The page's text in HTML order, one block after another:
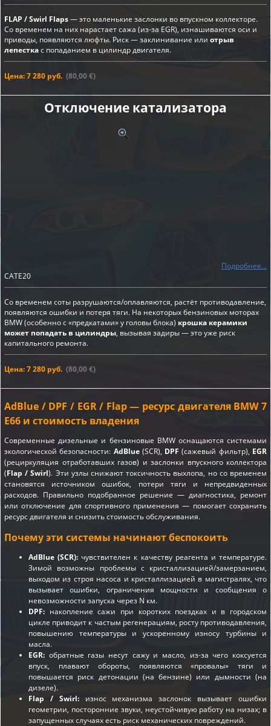
FLAP / Swirl Flaps— это маленькие заслонки во впускном коллекторе.
Со временем на них нарастает сажа (из-за EGR), изнашиваются оси и
приводы, появляются люфты. Риск — заклинивание или отрыв
лепесткас попаданием в цилиндр двигателя.
Цена: 7 280 руб. (80,00 €)
Отключение катализатора
Подробнее...
CATE20
Со временем соты разрушаются/оплавляются, растёт противодавление,
появляются ошибки и потеря тяги. На некоторых бензиновых моторах
BMW (особенно с «предкатами» у головы блока) крошка керамики
может попадать в цилиндры, вызывая задиры — это уже риск
капитального ремонта.
Цена: 7 280 руб. (80,00 €)
AdBlue / DPF / EGR / Flap — ресурс двигателя BMW 7
E66 и стоимость владения
Современные дизельные и бензиновые BMW оснащаются системами
экологической безопасности: AdBlue(SCR), DPF (сажевый фильтр), EGR
(рециркуляция отработавших газов) и заслонки впускного коллектора
(Flap / Swirl). Эти узлы снижают токсичность выхлопа, но со временем
становятся источником ошибок, потери тяги и непредвиденных
расходов. Правильно подобранное решение — диагностика, ремонт
или отключение для спортивного применения — помогает сохранить
ресурс двигателя и снизить стоимость обслуживания.
Почему эти системы начинают беспокоить
AdBlue (SCR): чувствителен к качеству реагента и температуре.
Зимой возможны проблемы с кристаллизацией/замерзанием,
выходом из строя насоса и кристаллизацией в магистралях, что
вызывает ошибки, ограничения мощности и сообщения о
невозможности запуска через N км.
DPF: накопление сажи при коротких поездках и в городском
цикле приводит к частым регенерациям, росту противодавления,
повышению температуры и ускоренному износу турбины и
масла.
EGR: обратные газы несут сажу и масло, из-за чего коксуется
впуск, плавают обороты, появляются «провалы» тяги и
повышается риск детонации (на бензине) или дымности (на
дизеле).
Flap / Swirl:износ механизма заслонок вызывает ошибки
геометрии, посторонние звуки, неустойчивую работу на низах; в
запущенных случаях есть риск механических повреждений.